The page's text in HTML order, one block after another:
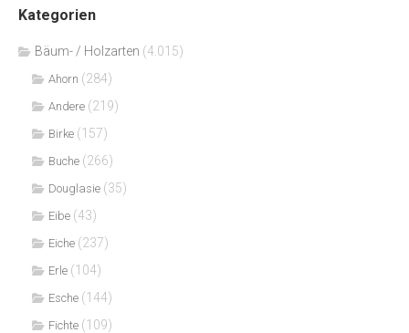
Kategorien
Bäum- / Holzarten (4.015)
Ahorn (284)
Andere (219)
Birke (157)
Buche (266)
Douglasie (35)
Eibe (43)
Eiche (237)
Erle (104)
Esche (144)
Fichte (109)